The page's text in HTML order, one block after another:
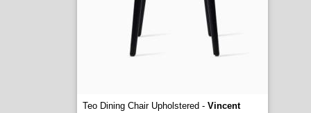
Teo Dining Chair Upholstered - Vincent